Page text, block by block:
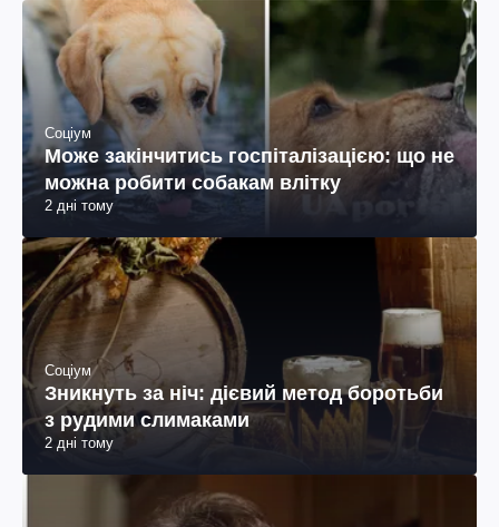
Соціум
Може закінчитись госпіталізацією: що не
можна робити собакам влітку
2 дні тому
Соціум
Зникнуть за ніч: дієвий метод боротьби
з рудими слимаками
2 дні тому